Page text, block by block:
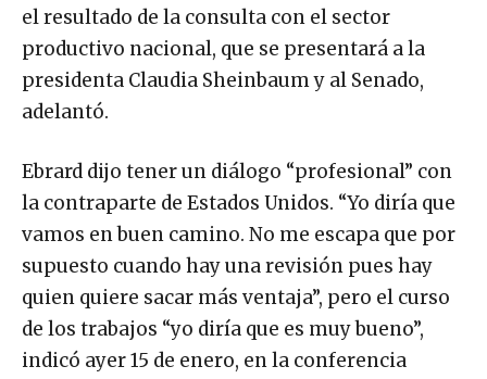
el resultado de la consulta con el sector
productivo nacional, que se presentará a la
presidenta Claudia Sheinbaum y al Senado,
adelantó.
Ebrard dijo tener un diálogo “profesional” con
la contraparte de Estados Unidos. “Yo diría que
vamos en buen camino. No me escapa que por
supuesto cuando hay una revisión pues hay
quien quiere sacar más ventaja”, pero el curso
de los trabajos “yo diría que es muy bueno”,
indicó ayer 15 de enero, en la conferencia